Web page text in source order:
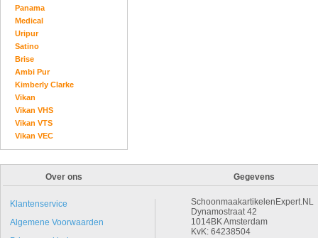
Panama
Medical
Uripur
Satino
Brise
Ambi Pur
Kimberly Clarke
Vikan
Vikan VHS
Vikan VTS
Vikan VEC
Over ons Gegevens
Klantenservice
Algemene Voorwaarden
SchoonmaakartikelenExpert.NL
Dynamostraat 42
1014BK Amsterdam
KvK: 64238504